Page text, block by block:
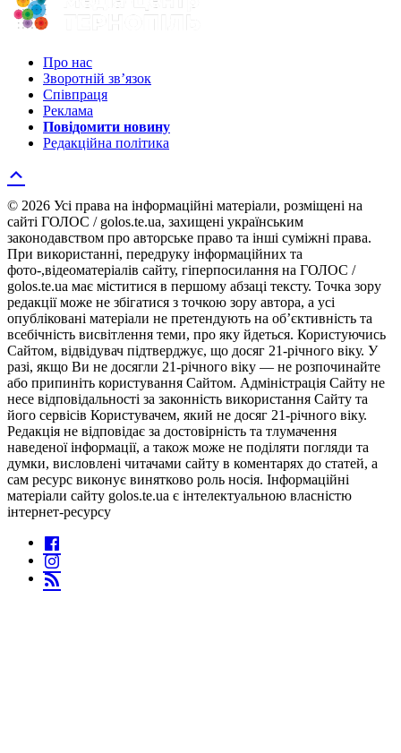
Про нас
Зворотній зв’язок
Співпраця
Реклама
Повідомити новину
Редакційна політика
© 2026 Усі права на інформаційні матеріали, розміщені на
сайті ГОЛОС / golos.te.ua, захищені українським
законодавством про авторське право та інші суміжні права.
При використанні, передруку інформаційних та
фото-,відеоматеріалів сайту, гіперпосилання на ГОЛОС /
golos.te.ua має міститися в першому абзаці тексту. Точка зору
редакції може не збігатися з точкою зору автора, а усі
опубліковані матеріали не претендують на об’єктивність та
всебічність висвітлення теми, про яку йдеться. Користуючись
Сайтом, відвідувач підтверджує, що досяг 21-річного віку. У
разі, якщо Ви не досягли 21-річного віку — не розпочинайте
або припиніть користування Сайтом. Адміністрація Сайту не
несе відповідальності за законність використання Сайту та
його сервісів Користувачем, який не досяг 21-річного віку.
Редакція не відповідає за достовірність та тлумачення
наведеної інформації, а також може не поділяти погляди та
думки, висловлені читачами сайту в коментарях до статей, а
сам ресурс виконує винятково роль носія. Інформаційні
матеріали сайту golos.te.ua є інтелектуальною власністю
інтернет-ресурсу